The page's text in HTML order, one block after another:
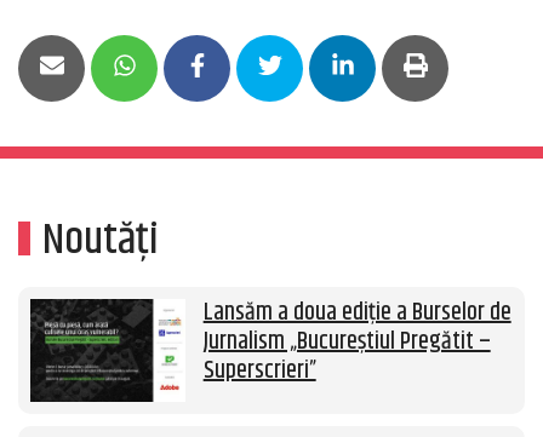
Noutăți
Lansăm a doua ediție a Burselor de
Jurnalism „Bucureștiul Pregătit –
Superscrieri”